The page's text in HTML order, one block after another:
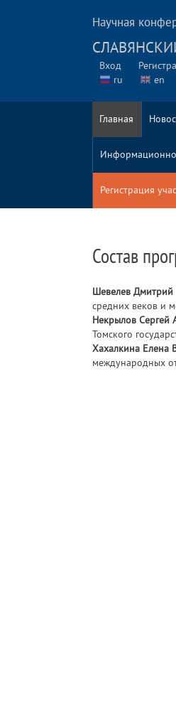
Научная
Вход
ru
en
Главная
Регистрация
Состав
Шевелев Дмитрий
средних веков и
Некрылов Сергей
Томского
Хахалкина Елена
международных